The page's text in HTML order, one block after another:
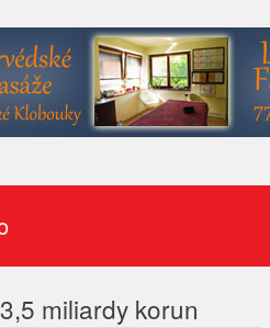
miliardy korun